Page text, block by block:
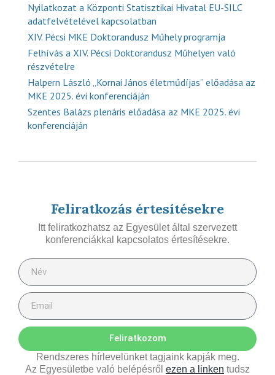
Nyilatkozat a Központi Statisztikai Hivatal EU-SILC
adatfelvételével kapcsolatban
XIV. Pécsi MKE Doktorandusz Műhely programja
Felhívás a XIV. Pécsi Doktorandusz Műhelyen való
részvételre
Halpern László „Kornai János életműdíjas” előadása az
MKE 2025. évi konferenciáján
Szentes Balázs plenáris előadása az MKE 2025. évi
konferenciáján
Feliratkozás értesítésekre
Itt feliratkozhatsz az Egyesület által szervezett
konferenciákkal kapcsolatos értesítésekre.
Feliratkozom
Rendszeres hírlevelünket tagjaink kapják meg.
Az Egyesületbe való belépésről ezen a linken tudsz